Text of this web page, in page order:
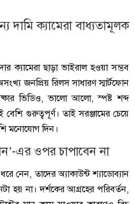
দামি ক্যামেরা বাধ্যতামূলক
ক্যামেরা ছাড়া ভাইরাল হওয়া সম্ভব
জনপ্রিয় রিলস সাধারণ স্মার্টফোন
ভিডিও, ভালো আলো, স্পষ্ট শব্দ
গুরুত্বপূর্ণ। তাই সরঞ্জামের চেয়ে
মনোযোগ দিন।
এর ওপর চাপাবেন না
নেন, তাদের অ্যাকাউন্ট শ্যাডোব্যান
হয় না। দর্শকের আগ্রহের পরিবর্তন,